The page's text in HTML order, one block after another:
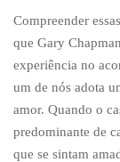
Compreender
que Gary
experiência no
um de nós adota
amor. Quando o
predominante de
que se sintam